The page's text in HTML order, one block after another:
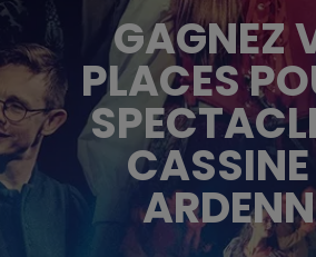
GAGNEZ
PLACES